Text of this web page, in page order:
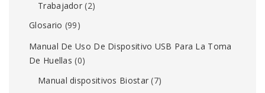
Trabajador (2)
Glosario (99)
Manual De Uso De Dispositivo USB Para La Toma
De Huellas (0)
Manual dispositivos Biostar (7)